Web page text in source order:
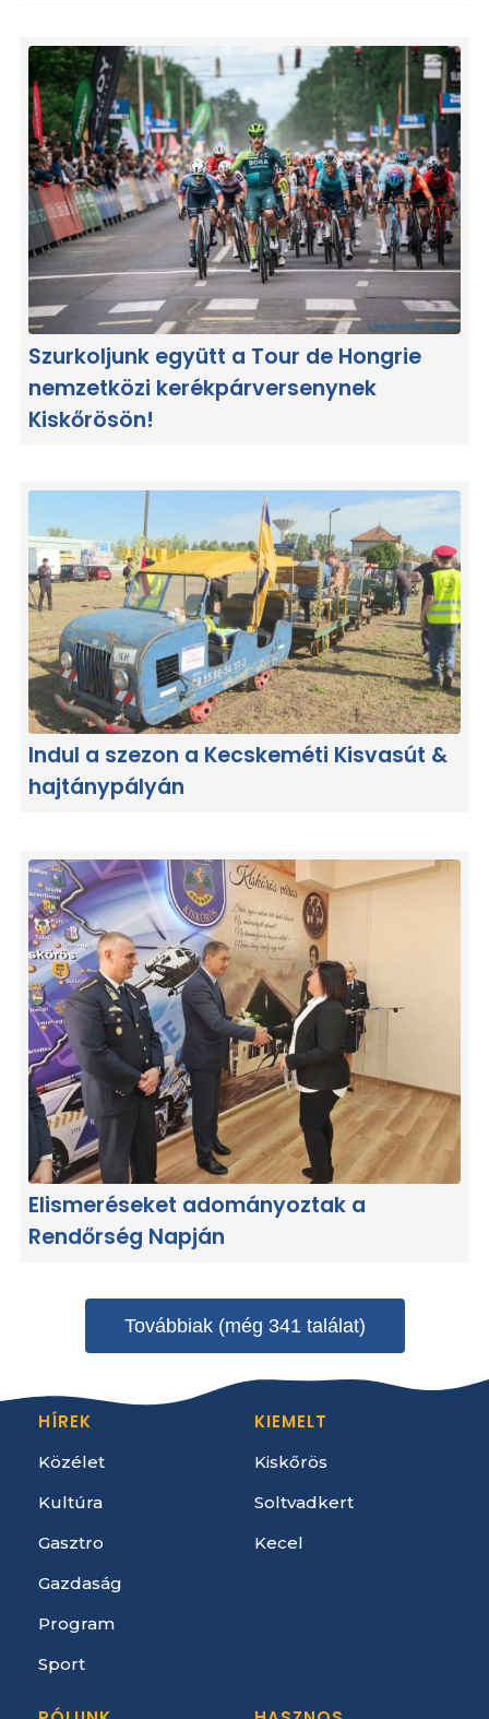
Szurkoljunk együtt a Tour de Hongrie
nemzetközi kerékpárversenynek
Kiskőrösön!
Indul a szezon a Kecskeméti Kisvasút &
hajtánypályán
Elismeréseket adományoztak a
Rendőrség Napján
Továbbiak (még 341 találat)
HÍREK
Közélet
Kultúra
Gasztro
Gazdaság
Program
Sport
KIEMELT
Kiskőrös
Soltvadkert
Kecel